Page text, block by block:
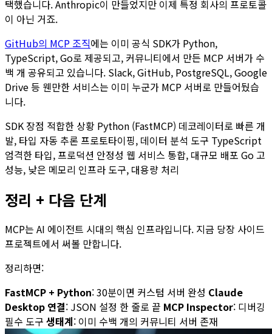
택했습니다. Anthropic이 만들었지만 이제 특정 회사의 프로토콜
이 아닌 거죠.
GitHub의 MCP 조직에는 이미 공식 SDK가 Python,
TypeScript, Go로 제공되고, 커뮤니티에서 만든 MCP 서버가 수
백 개 공유되고 있습니다. Slack, GitHub, PostgreSQL, Google
Drive 등 웬만한 서비스는 이미 누군가 MCP 서버로 만들어뒀습
니다.
SDK 장점 적합한 상황 Python (FastMCP) 데코레이터로 빠른 개
발, 타입 자동 추론 프로토타이핑, 데이터 분석 도구 TypeScript
엄격한 타입, 프로덕션 안정성 웹 서비스 통합, 대규모 배포 Go 고
성능, 낮은 메모리 인프라 도구, 대용량 처리
정리 + 다음 단계
MCP는 AI 에이전트 시대의 핵심 인프라입니다. 지금 당장 사이드
프로젝트에서 써볼 만합니다.
정리하면:
FastMCP + Python: 30분이면 커스텀 서버 완성 Claude
Desktop 연결: JSON 설정 한 줄로 끝 MCP Inspector: 디버깅
필수 도구 생태계: 이미 수백 개의 커뮤니티 서버 존재